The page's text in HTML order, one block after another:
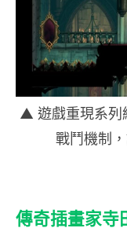
▲ 遊戲重現系列
戰鬥機制
傳奇插畫家寺